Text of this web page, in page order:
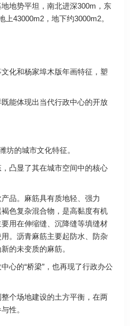
地势平坦，南北进深300m，东
43000m2，地下约3000m2。
化和杨家埠木版年画特征，塑
能体现出当代行政中心的开放
的城市文化特征。
凸显了其在城市空间中的核心
品。麻筋具有质地轻、强力
色复杂混合物，是高黏度有机
用在伸缩缝、沉降缝等填缝材
。沥青麻筋主要起防水、防杂
的未变质的麻筋。
的“桥梁”，也再现了行政办公
个场地建设的土方平衡，在两
性。